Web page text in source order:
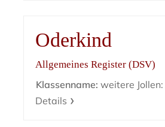
Oderkind
Allgemeines Register (DSV)
Klassenname: weitere Jollen:
Details